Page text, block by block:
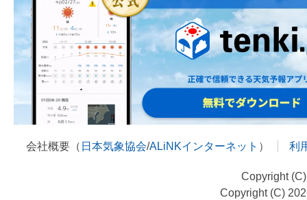
会社概要（ 日本気象協会/ALiNKインターネット ） 利
Copyright
Copyright (C)